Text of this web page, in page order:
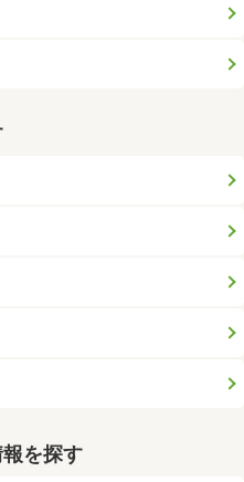
を探す